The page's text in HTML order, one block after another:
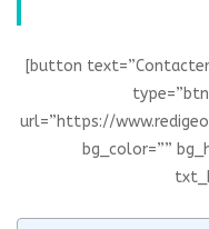
[button
url=”https://
bg_color=””